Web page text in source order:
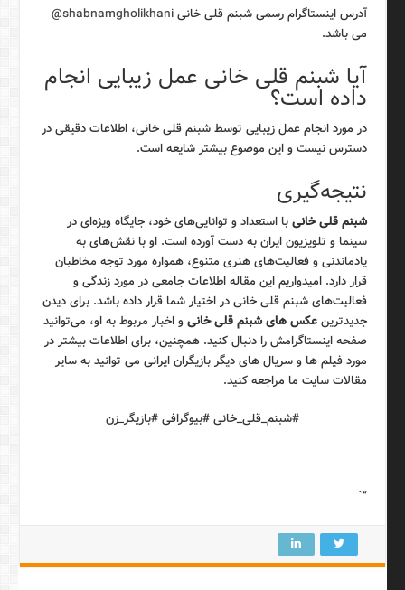
آدرس اینستاگرام رسمی شبنم قلی خانیshabnamgholikhani@
می باشد.
آیا شبنم قلی خانی عمل زیبایی انجام
داده است؟
در مورد انجام عمل زیبایی توسط شبنم قلی خانی، اطلاعات دقیقی در
دسترس نیست و این موضوع بیشتر شایعه است.
نتیجه‌گیری
شبنم قلی خانیبا استعداد و توانایی‌های خود، جایگاه ویژه‌ای در
سینما و تلویزیون ایران به دست آورده است. او با نقش‌های به
یادماندنی و فعالیت‌های هنری متنوع، همواره مورد توجه مخاطبان
قرار دارد. امیدواریم این مقاله اطلاعات جامعی در مورد زندگی و
فعالیت‌های شبنم قلی خانی در اختیار شما قرار داده باشد. برای دیدن
جدیدترینعکس های شبنم قلی خانیو اخبار مربوط به او، می‌توانید
صفحه اینستاگرامش را دنبال کنید. همچنین، برای اطلاعات بیشتر در
مورد فیلم ها و سریال های دیگر بازیگران ایرانی می توانید به سایر
مقالات سایت ما مراجعه کنید.
#شبنم_قلی_خانی #بیوگرافی #بازیگر_زن
“`